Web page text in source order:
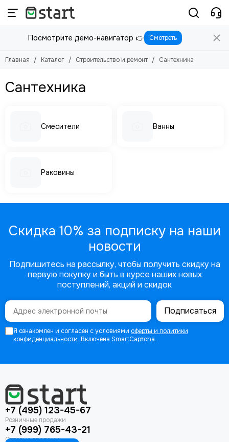
Строительство и ремонт
Смотреть все товары
Инструменты
Посмотрите демо-навигатор 👉 Смотреть
Главная Каталог Строительство и ремонт Сантехника
Сантехника
Смесители Ванны
Раковины
Скидка 10% за подписку на наши
новости
Подпишитесь на рассылку, чтобы получить скидку на
первую покупку и быть в курсе наших новых
поступлений, акций и скидок
Подписаться
Я ознакомлен и согласен с условиями оферты и политики
конфиденциальности. Включена SmartCaptcha.
+7 (495) 123-45-67
+7 (999) 765-43-21